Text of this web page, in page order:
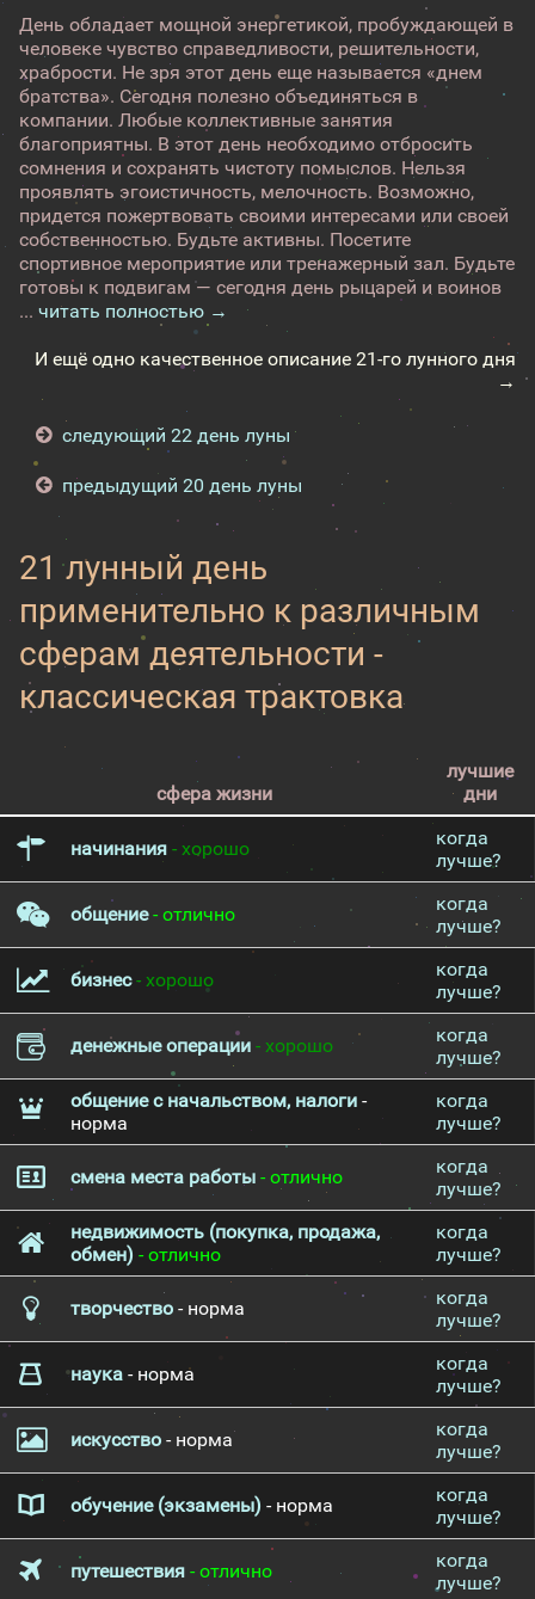
День обладает мощной энергетикой, пробуждающей в
человеке чувство справедливости, решительности,
храбрости. Не зря этот день еще называется «днем
братства». Сегодня полезно объединяться в
компании. Любые коллективные занятия
благоприятны. В этот день необходимо отбросить
сомнения и сохранять чистоту помыслов. Нельзя
проявлять эгоистичность, мелочность. Возможно,
придется пожертвовать своими интересами или своей
собственностью. Будьте активны. Посетите
спортивное мероприятие или тренажерный зал. Будьте
готовы к подвигам — сегодня день рыцарей и воинов
... читать полностью →
И ещё одно качественное описание 21-го лунного дня
→
следующий 22 день луны
предыдущий 20 день луны
21 лунный день
применительно к различным
сферам деятельности -
классическая трактовка
сфера жизни
лучшие
дни
начинания - хорошо
когда
лучше?
общение- отлично
когда
лучше?
бизнес- хорошо
когда
лучше?
денежные операции - хорошо
когда
лучше?
общение с начальством, налоги -
норма
когда
лучше?
смена места работы - отлично
когда
лучше?
недвижимость (покупка, продажа,
обмен) - отлично
когда
лучше?
творчество - норма
когда
лучше?
наука - норма
когда
лучше?
искусство - норма
когда
лучше?
обучение (экзамены) - норма
когда
лучше?
путешествия - отлично
когда
лучше?